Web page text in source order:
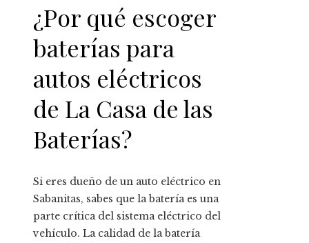
¿Por qué escoger
baterías para
autos eléctricos
de La Casa de las
Baterías?
Si eres dueño de un auto eléctrico en
Sabanitas, sabes que la batería es una
parte crítica del sistema eléctrico del
vehículo. La calidad de la batería